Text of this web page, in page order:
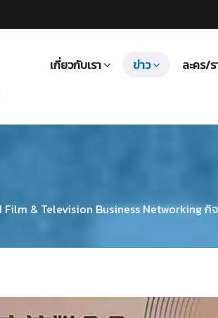
เกี่ยวกับเรา ข่าว ละคร/
& Television Business Networking